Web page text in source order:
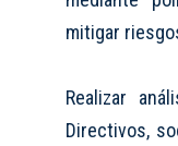
mitigar
Realizar
Directivos,